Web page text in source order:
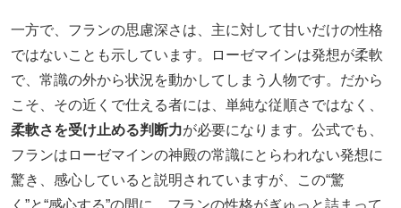
一方で、フランの思慮深さは、主に対して甘いだけの性格
ではないことも示しています。ローゼマインは発想が柔軟
で、常識の外から状況を動かしてしまう人物です。だから
こそ、その近くで仕える者には、単純な従順さではなく、
柔軟さを受け止める判断力が必要になります。公式でも、
フランはローゼマインの神殿の常識にとらわれない発想に
驚き、感心していると説明されていますが、この“驚